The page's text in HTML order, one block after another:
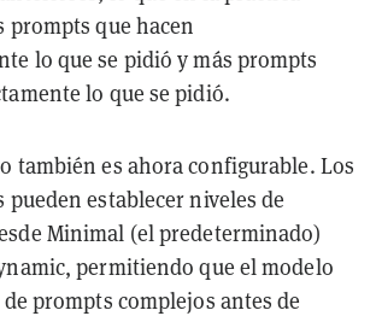
prompts que hacen
lo que se pidió y más prompts
lo que se pidió.
también es ahora configurable. Los
establecer niveles de
Minimal (el predeterminado)
permitiendo que el modelo
prompts complejos antes de